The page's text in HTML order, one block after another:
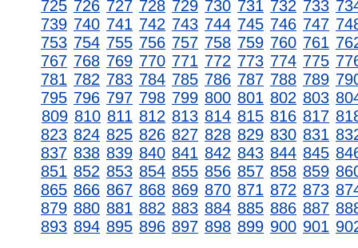
725 726 727 728 729 730 731 732 733
739 740 741 742 743 744 745 746 747
753 754 755 756 757 758 759 760 761
767 768 769 770 771 772 773 774 775
781 782 783 784 785 786 787 788 789
795 796 797 798 799 800 801 802 803
809 810 811 812 813 814 815 816 817
823 824 825 826 827 828 829 830 831
837 838 839 840 841 842 843 844 845
851 852 853 854 855 856 857 858 859
865 866 867 868 869 870 871 872 873
879 880 881 882 883 884 885 886 887
893 894 895 896 897 898 899 900 901